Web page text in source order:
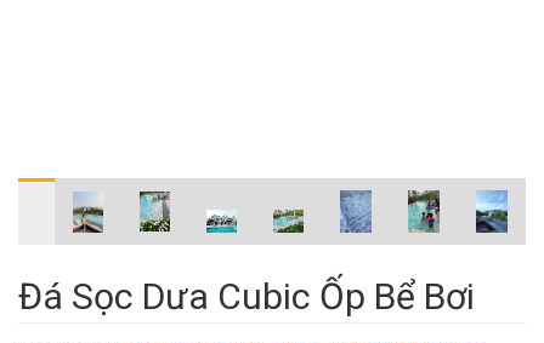
Đá Sọc Dưa Cubic Ốp Bể Bơi